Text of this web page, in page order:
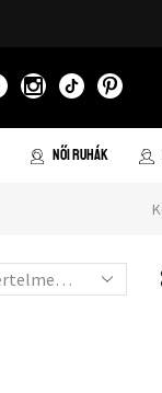
NŐI RUHÁK